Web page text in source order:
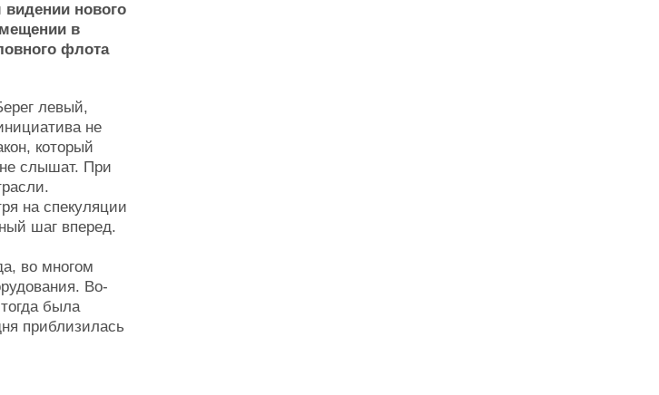
нового
в
флота
левый,
не
который
слышат. При
на спекуляции
шаг вперед.
во многом
Во-
была
приблизилась